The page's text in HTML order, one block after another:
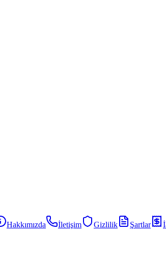
Hakkımızda İletişim Gizlilik Şartlar